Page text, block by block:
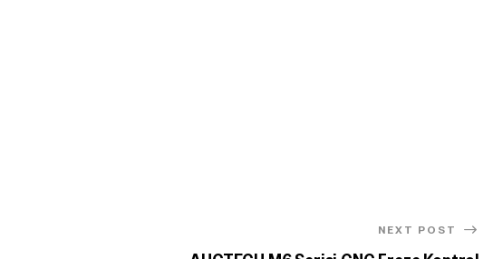
NEXT POST